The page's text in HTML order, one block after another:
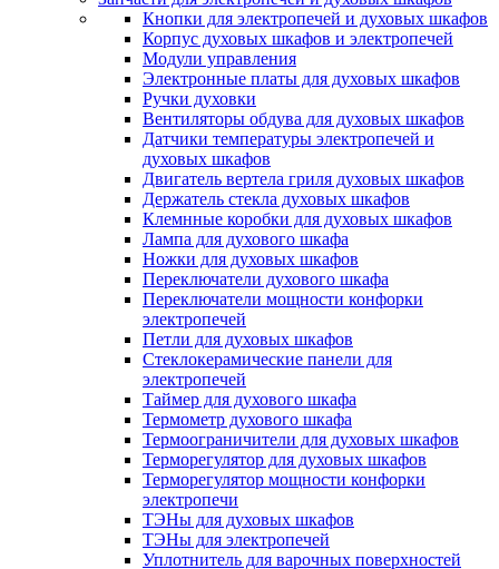
Кнопки для электропечей и духовых шкафов
Корпус духовых шкафов и электропечей
Модули управления
Электронные платы для духовых шкафов
Ручки духовки
Вентиляторы обдува для духовых шкафов
Датчики температуры электропечей и
духовых шкафов
Двигатель вертела гриля духовых шкафов
Держатель стекла духовых шкафов
Клемнные коробки для духовых шкафов
Лампа для духового шкафа
Ножки для духовых шкафов
Переключатели духового шкафа
Переключатели мощности конфорки
электропечей
Петли для духовых шкафов
Стеклокерамические панели для
электропечей
Таймер для духового шкафа
Термометр духового шкафа
Термоограничители для духовых шкафов
Терморегулятор для духовых шкафов
Терморегулятор мощности конфорки
электропечи
ТЭНы для духовых шкафов
ТЭНы для электропечей
Уплотнитель для варочных поверхностей